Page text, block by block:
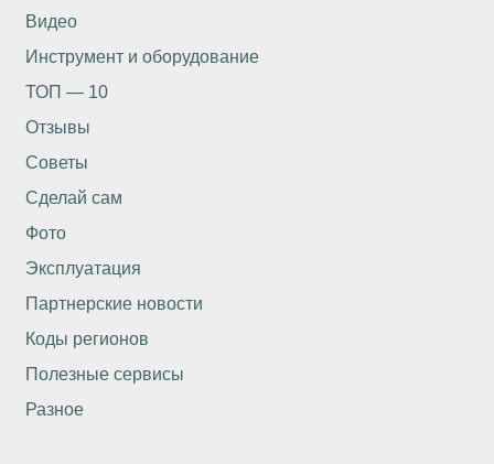
Видео
Инструмент и оборудование
ТОП — 10
Отзывы
Советы
Сделай сам
Фото
Эксплуатация
Партнерские новости
Коды регионов
Полезные сервисы
Разное